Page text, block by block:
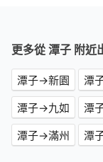
更多從 潭子 附近
潭子→新園 潭
潭子→九如
潭
潭子→滿州
潭